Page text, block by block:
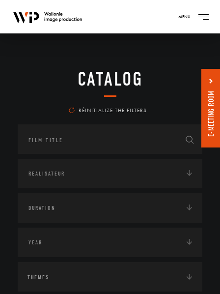
MENU
CATALOG
RÉINITIALIZE THE FILTERS
THEMES
E-MEETING ROOM